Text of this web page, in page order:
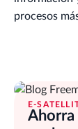
procesos
E-
Ahorra